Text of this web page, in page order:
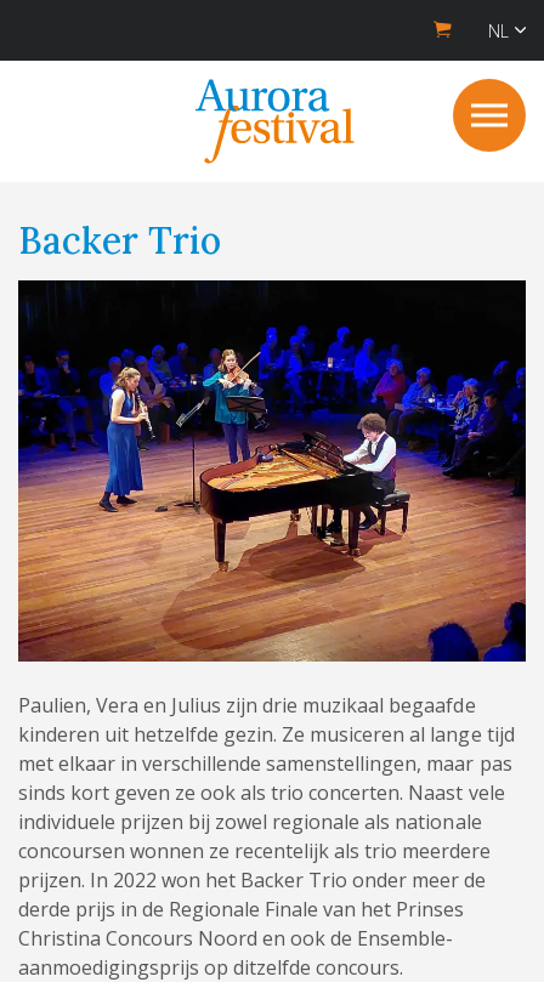
NL
Backer Trio
Paulien, Vera en Julius zijn drie muzikaal begaafde
kinderen uit hetzelfde gezin. Ze musiceren al lange tijd
met elkaar in verschillende samenstellingen, maar pas
sinds kort geven ze ook als trio concerten. Naast vele
individuele prijzen bij zowel regionale als nationale
concoursen wonnen ze recentelijk als trio meerdere
prijzen. In 2022 won het Backer Trio onder meer de
derde prijs in de Regionale Finale van het Prinses
Christina Concours Noord en ook de Ensemble-
aanmoedigingsprijs op ditzelfde concours.